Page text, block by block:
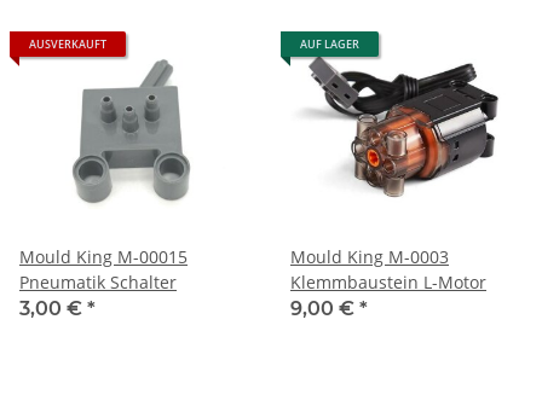
AUSVERKAUFT
Mould King M-00015
Pneumatik Schalter
3,00 € *
AUF LAGER
Mould King M-0003
Klemmbaustein L-Motor
9,00 € *